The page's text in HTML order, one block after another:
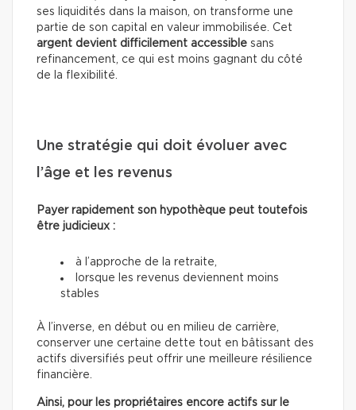
ses liquidités dans la maison, on transforme une
partie de son capital en valeur immobilisée. Cet
argent devient difficilement accessible sans
refinancement, ce qui est moins gagnant du côté
de la flexibilité.
Une stratégie qui doit évoluer avec
l’âge et les revenus
Payer rapidement son hypothèque peut toutefois
être judicieux :
à l’approche de la retraite,
lorsque les revenus deviennent moins
stables
À l’inverse, en début ou en milieu de carrière,
conserver une certaine dette tout en bâtissant des
actifs diversifiés peut offrir une meilleure résilience
financière.
Ainsi, pour les propriétaires encore actifs sur le